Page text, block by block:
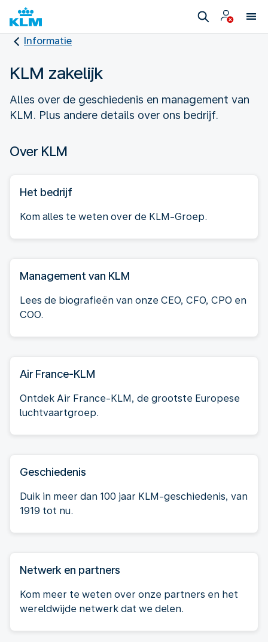
Informatie
KLM zakelijk
Alles over de geschiedenis en management van
KLM. Plus andere details over ons bedrijf.
Over KLM
Het bedrijf
Kom alles te weten over de KLM-Groep.
Management van KLM
Lees de biografieën van onze CEO, CFO, CPO en
COO.
Air France-KLM
Ontdek Air France-KLM, de grootste Europese
luchtvaartgroep.
Geschiedenis
Duik in meer dan 100 jaar KLM-geschiedenis, van
1919 tot nu.
Netwerk en partners
Kom meer te weten over onze partners en het
wereldwijde netwerk dat we delen.